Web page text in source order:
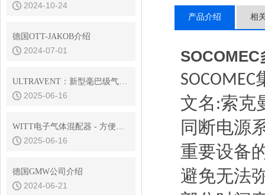
2024-10-24
德国OTT-JAKOB介绍
2024-07-01
ULTRAVENT：新型毫巴级气体阀门系列 - 不仅仅是排气阀
2025-06-16
WITT电子气体混配器 - 方便集成到用户系统
2025-06-16
德国GMW公司介绍
2024-06-21
产品介绍 相
SOCOMEC
SOCOMEC
文名 :索克
同断电源
重要设备
避免无法